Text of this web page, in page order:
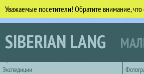
Уважаемые посетители! Обратите внимание, что
Перейти к основному содержанию
SIBERIAN LANG
Экспедиции